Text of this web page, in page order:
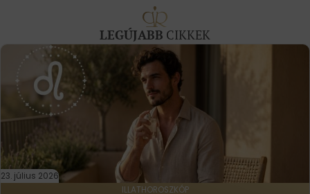
LEGÚJABB CIKKEK
23. július 2026
ILLATHOROSZKÓP